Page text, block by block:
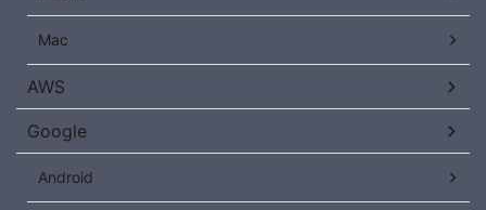
Mac
AWS
Google
Android